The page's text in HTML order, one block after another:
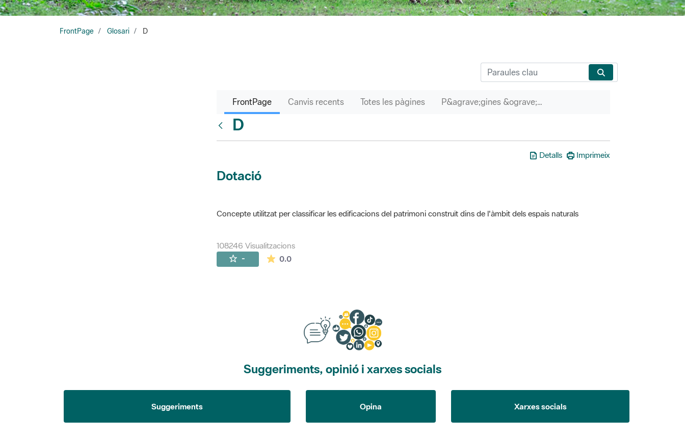
FrontPage Glosari D
FrontPage Canvis recents Totes les pàgines P&agrave;gines &ograve;rfenes
D
Detalls Imprimeix
Dotació
Concepte utilitzat per classificar les edificacions del patrimoni construït dins de l'àmbit dels espais naturals
108246 Visualitzacions
- 0.0La mitjana de les valoracions és de 0 estrelles de 5.
Suggeriments, opinió i xarxes socials
Suggeriments Opina Xarxes socials